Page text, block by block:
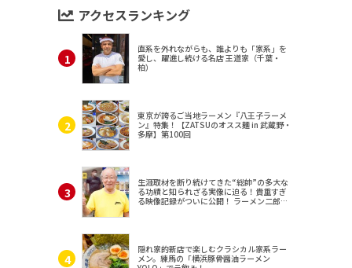
アクセスランキング
直系を外れながらも、誰よりも「家系」を
愛し、躍進し続ける名店 王道家（千葉・
柏）
東京が誇るご当地ラーメン『八王子ラーメ
ン』特集！【ZATSUのオスス麺 in 武蔵野・
多摩】第100回
生涯取材を断り続けてきた“総帥”の多大な
る功績と知られざる実像に迫る！貴重すぎ
る映像記録がついに公開！ ラーメン二郎
隠れ家的新店で楽しむクラシカル家系ラー
メン。練馬の「横浜豚骨醤油ラーメン